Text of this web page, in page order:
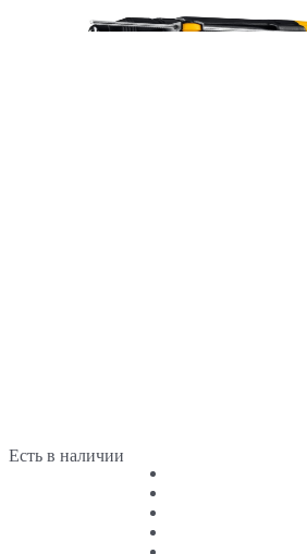
Есть в наличии